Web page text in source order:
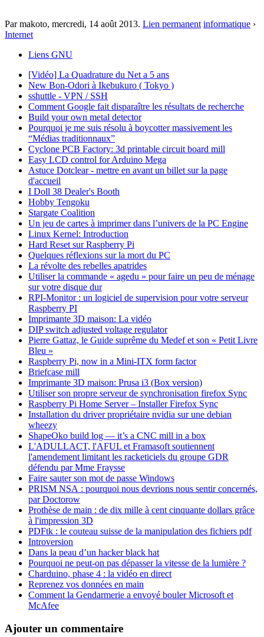
Par makoto, mercredi, 14 août 2013. Lien permanent informatique ›
Internet
Liens GNU
[Vidéo] La Quadrature du Net a 5 ans
New Bon-Odori à Ikebukuro ( Tokyo )
sshuttle - VPN / SSH
Comment Google fait disparaître les résultats de recherche
Build your own metal detector
Pourquoi je me suis résolu à boycotter massivement les
“Médias traditionnaux”
Cyclone PCB Factory: 3d printable circuit board mill
Easy LCD control for Arduino Mega
Astuce Dotclear - mettre en avant un billet sur la page
d'accueil
I Doll 38 Dealer's Booth
Hobby Tengoku
Stargate Coalition
Un jeu de cartes à imprimer dans l’univers de la PC Engine
Linux Kernel: Introduction
Hard Reset sur Raspberry Pi
Quelques réflexions sur la mort du PC
La révolte des rebelles apatrides
Utiliser la commande « agedu » pour faire un peu de ménage
sur votre disque dur
RPI-Monitor : un logiciel de supervision pour votre serveur
Raspberry PI
Imprimante 3D maison: La vidéo
DIP switch adjusted voltage regulator
Pierre Gattaz, le Guide suprême du Medef et son « Petit Livre
Bleu »
Raspberry Pi, now in a Mini-ITX form factor
Briefcase mill
Imprimante 3D maison: Prusa i3 (Box version)
Utiliser son propre serveur de synchronisation firefox Sync
Raspberry Pi Home Server – Installer Firefox Sync
Installation du driver propriétaire nvidia sur une debian
wheezy
ShapeOko build log — it’s a CNC mill in a box
L'ADULLACT, l'AFUL et Framasoft soutiennent
l'amendement limitant les racketiciels du groupe GDR
défendu par Mme Fraysse
Faire sauter son mot de passe Windows
PRISM NSA : pourquoi nous devrions nous sentir concernés,
par Doctorow
Prothèse de main : de dix mille à cent cinquante dollars grâce
à l'impression 3D
PDFtk : le couteau suisse de la manipulation des fichiers pdf
Introversion
Dans la peau d’un hacker black hat
Pourquoi ne peut-on pas dépasser la vitesse de la lumière ?
Charduino, phase 4 : la vidéo en direct
Reprenez vos données en main
Comment la Gendarmerie a envoyé bouler Microsoft et
McAfee
Ajouter un commentaire